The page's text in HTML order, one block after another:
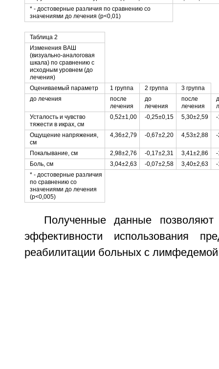
* - достоверные различия по сравнению со
значениями до лечения (р<0,01)
Таблица 2
Изменения ВАШ
(визуально-аналоговая
шкала) по сравнению с
исходным уровнем (до
лечения)
Оцениваемый параметр
1 группа 2 группа
3 группа
до лечения
после
лечения
до
лечения
после
лечения
Усталость и чувство
тяжести в икрах, см
0,52±1,00 -0,25±0,15 5,30±2,59 -
Ощущение напряжения,
см
4,36±2,79 -0,67±2,20 4,53±2,88 -
Покалывание, см 2,98±2,76 -0,17±2,31 3,41±2,86
-
Боль, см
3,04±2,63 -0,07±2,58 3,40±2,63
-
* - достоверные различия
по сравнению со
значениями до лечения
(р<0,005)
Полученные данные
эффективности использования
реабилитации больных с лимфедемой